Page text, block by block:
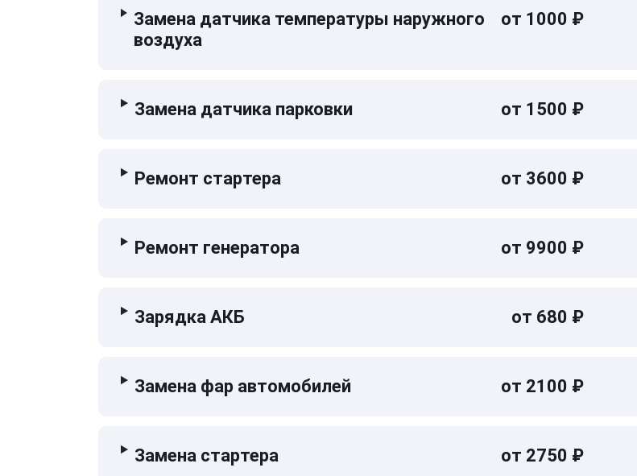
Замена датчика температуры наружного
воздуха
от 1000 ₽
Замена датчика парковки от 1500 ₽
Ремонт стартера от 3600 ₽
Ремонт генератора от 9900 ₽
Зарядка АКБ от 680 ₽
Замена фар автомобилей от 2100 ₽
Замена стартера от 2750 ₽